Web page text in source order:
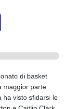
di basket
maggior parte
ha visto sfidarsi le